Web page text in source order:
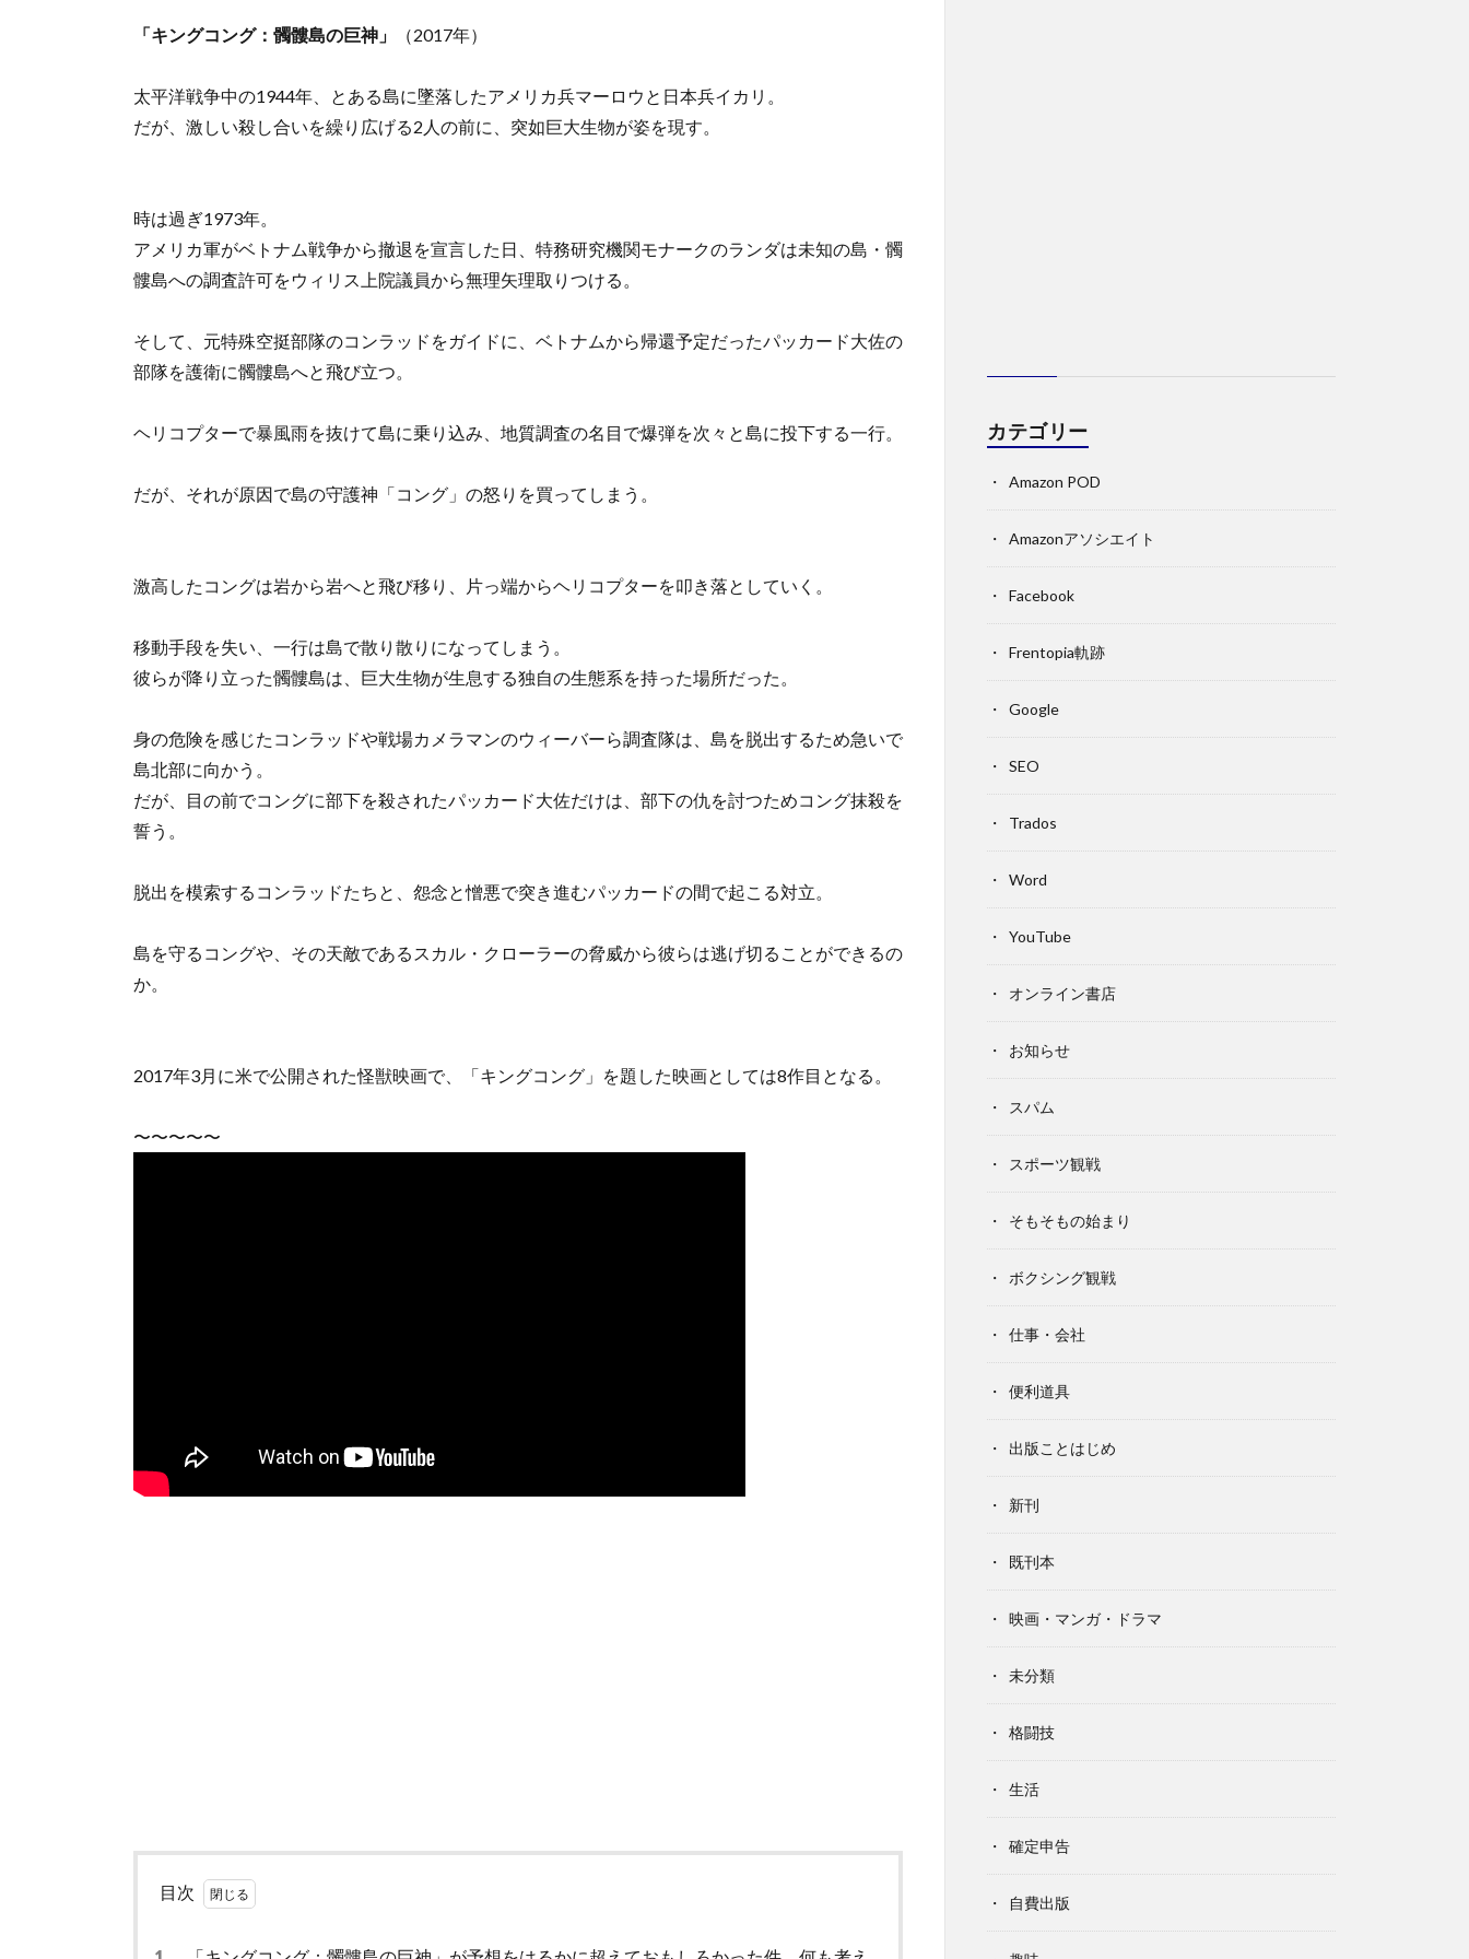
「キングコング：髑髏島の巨神」 （2017年）
太平洋戦争中の1944年、とある島に墜落したアメリカ兵マーロウと日本兵イカリ。
だが、激しい殺し合いを繰り広げる2人の前に、突如巨大生物が姿を現す。
時は過ぎ1973年。
アメリカ軍がベトナム戦争から撤退を宣言した日、特務研究機関モナークのランダは未知の島・髑
髏島への調査許可をウィリス上院議員から無理矢理取りつける。
そして、元特殊空挺部隊のコンラッドをガイドに、ベトナムから帰還予定だったパッカード大佐の
部隊を護衛に髑髏島へと飛び立つ。
ヘリコプターで暴風雨を抜けて島に乗り込み、地質調査の名目で爆弾を次々と島に投下する一行。
だが、それが原因で島の守護神「コング」の怒りを買ってしまう。
激高したコングは岩から岩へと飛び移り、片っ端からヘリコプターを叩き落としていく。
移動手段を失い、一行は島で散り散りになってしまう。
彼らが降り立った髑髏島は、巨大生物が生息する独自の生態系を持った場所だった。
身の危険を感じたコンラッドや戦場カメラマンのウィーバーら調査隊は、島を脱出するため急いで
島北部に向かう。
だが、目の前でコングに部下を殺されたパッカード大佐だけは、部下の仇を討つためコング抹殺を
誓う。
脱出を模索するコンラッドたちと、怨念と憎悪で突き進むパッカードの間で起こる対立。
島を守るコングや、その天敵であるスカル・クローラーの脅威から彼らは逃げ切ることができるの
か。
2017年3月に米で公開された怪獣映画で、「キングコング」を題した映画としては8作目となる。
〜〜〜〜〜
目次
カテゴリー
Amazon POD
Amazonアソシエイト
Facebook
Frentopia軌跡
Google
SEO
Trados
Word
YouTube
オンライン書店
お知らせ
スパム
スポーツ観戦
そもそもの始まり
ボクシング観戦
仕事・会社
便利道具
出版ことはじめ
新刊
既刊本
映画・マンガ・ドラマ
未分類
格闘技
生活
確定申告
自費出版